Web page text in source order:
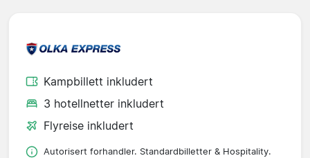
Kampbillett inkludert
3 hotellnetter inkludert
Flyreise inkludert
Autorisert forhandler. Standardbilletter & Hospitality.